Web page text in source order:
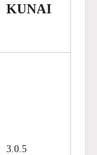
KUNAI
3.0.5